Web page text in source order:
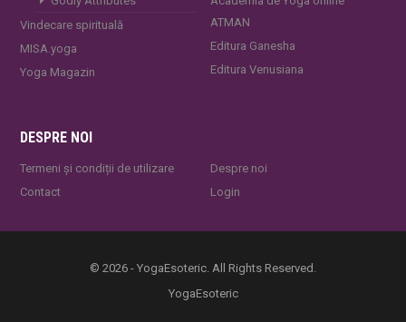
Vindecare spirituală
MISA.yoga
Yoga Magazin
ATMAN
Editura Ganesha
Editura Venusiana
DESPRE NOI
Termeni și condiții de utilizare
Contact
Despre noi
Login
© 2026 - YogaEsoteric. All Rights Reserved.
YogaEsoteric